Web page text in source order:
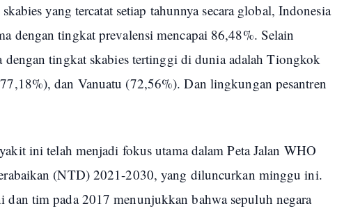
yang tercatat setiap tahunnya secara global, Indonesia
dengan tingkat prevalensi mencapai 86,48%. Selain
dengan tingkat skabies tertinggi di dunia adalah Tiongkok
dan Vanuatu (72,56%). Dan lingkungan pesantren
ini telah menjadi fokus utama dalam Peta Jalan WHO
(NTD) 2021-2030, yang diluncurkan minggu ini.
tim pada 2017 menunjukkan bahwa sepuluh negara